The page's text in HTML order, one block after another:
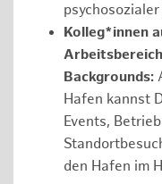
Kolleg*innen
Backgrounds:
Hafen kannst
Events,
den Hafen im